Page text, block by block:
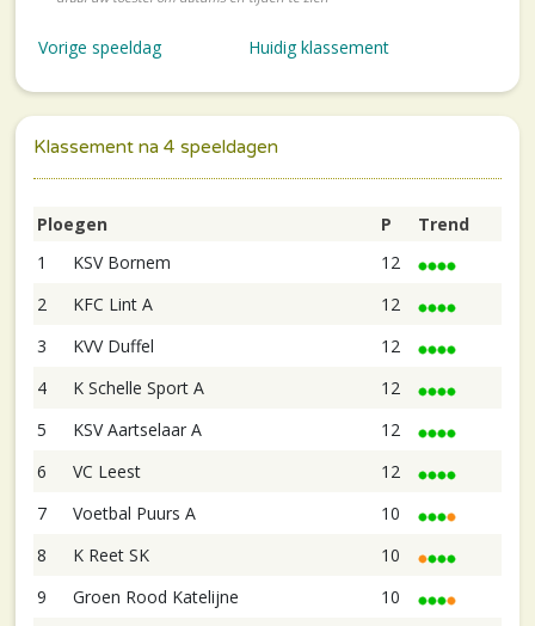
Vorige speeldag Huidig klassement
Klassement na 4 speeldagen
Ploegen P
Trend
1
KSV Bornem
12
2
KFC Lint A
12
3
KVV Duffel
12
4
K Schelle Sport A
12
5
KSV Aartselaar A
12
6
VC Leest
12
7
Voetbal Puurs A
10
8
K Reet SK
10
9
Groen Rood Katelijne
10